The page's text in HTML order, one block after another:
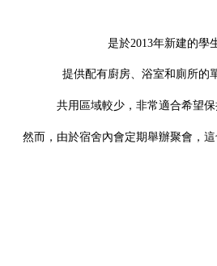
是於2013年新建的學
提供配有廚房、浴室和廁所的
共用區域較少，非常適合希望保
然而，由於宿舍內會定期舉辦聚會，這